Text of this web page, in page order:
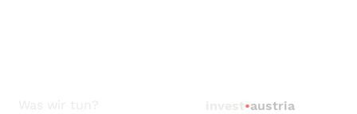
Was wir tun? invest•austria